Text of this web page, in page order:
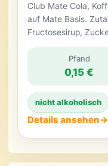
Club Mate Cola,
auf Mate Basis.
Fructosesirup,
koffeinhaltig aus
natürlichem Aroma,
Pfand
0,15 €
nicht alkoholisch
Details ansehen→